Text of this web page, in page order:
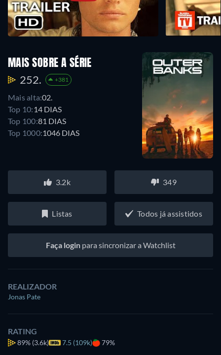
MAIS SOBRE A SÉRIE
252. +381
Mais alta:02.
Top 10: 14 DIAS
Top 100:81 DIAS
Top 1000:1046 DIAS
3.2k 349
Listas Todos já assistidos
Faça loginpara sincronizar a Watchlist
REALIZADOR
Jonas Pate
RATING
89% (3.6k) 7.5 (109k) 79%